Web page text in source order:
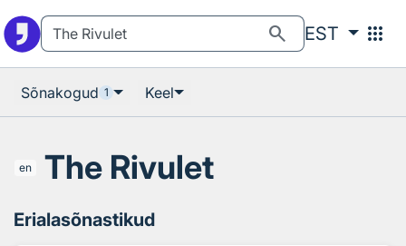
search EST apps
Sõnakogud 1 Keel
en The Rivulet
Erialasõnastikud